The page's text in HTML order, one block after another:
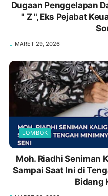
Dugaan Penggelapan
" Z ", Eks Pejabat
MARET 29, 2026
LOMBOK
Moh. Riadhi Seniman
Sampai Saat Ini di
Bidang